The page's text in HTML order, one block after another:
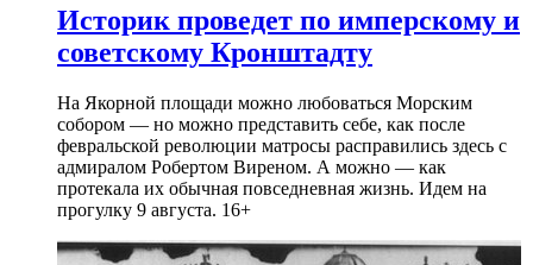
Историк проведет по имперскому и
советскому Кронштадту
На Якорной площади можно любоваться Морским
собором — но можно представить себе, как после
февральской революции матросы расправились здесь с
адмиралом Робертом Виреном. А можно — как
протекала их обычная повседневная жизнь. Идем на
прогулку 9 августа. 16+